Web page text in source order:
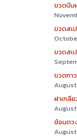
ขวดบีบ
ขวดสเ
ขวดสเ
ขวดกา
August
ฝาเกลี
ช้อนตว
August